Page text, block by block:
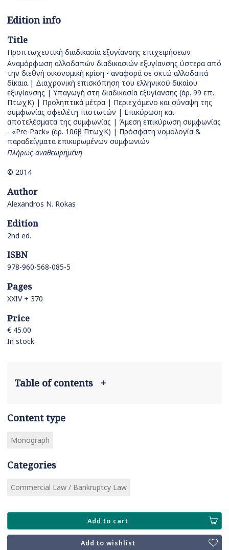
Edition info
Title
Προπτωχευτική διαδικασία εξυγίανσης επιχειρήσεων
Αναμόρφωση αλλοδαπών διαδικασιών εξυγίανσης ύστερα από
την διεθνή οικονομική κρίση - αναφορά σε οκτώ αλλοδαπά
δίκαια | Διαχρονική επισκόπηση του ελληνικού δικαίου
εξυγίανσης | Υπαγωγή στη διαδικασία εξυγίανσης (άρ. 99 επ.
ΠτωχΚ) | Προληπτικά μέτρα | Περιεχόμενο και σύναψη της
συμφωνίας οφειλέτη πιστωτών | Επικύρωση και
αποτελέσματα της συμφωνίας | Άμεση επικύρωση συμφωνίας
- «Pre-Pack» (άρ. 106β ΠτωχΚ) | Πρόσφατη νομολογία &
παραδείγματα επικυρωμένων συμφωνιών
Πλήρως αναθεωρημένη
© 2014
Author
Alexandros N. Rokas
Edition
2nd ed.
ISBN
978-960-568-085-5
Pages
ΧΧΙV + 370
Price
€ 45.00
In stock
Table of contents +
Content type
Monograph
Categories
Commercial Law / Bankruptcy Law
Add to cart
Add to wishlist